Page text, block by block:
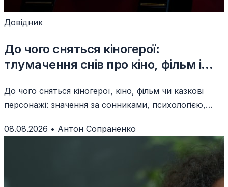
Довідник
До чого сняться кіногерої:
тлумачення снів про кіно, фільм і
До чого сняться кіногерої, кіно, фільм чи казкові
персонажі: значення за сонниками, психологією,
08.08.2026 • Антон Сопраненко